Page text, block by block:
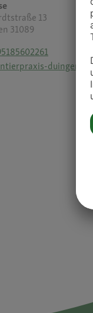
13
31089
duingen.de